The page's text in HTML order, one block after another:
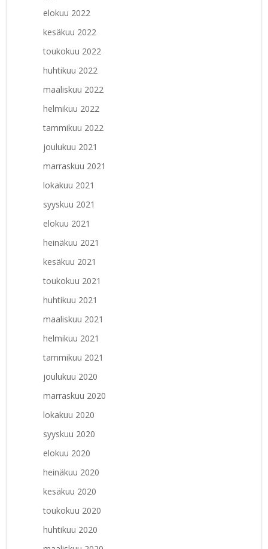
elokuu 2022
kesäkuu 2022
toukokuu 2022
huhtikuu 2022
maaliskuu 2022
helmikuu 2022
tammikuu 2022
joulukuu 2021
marraskuu 2021
lokakuu 2021
syyskuu 2021
elokuu 2021
heinäkuu 2021
kesäkuu 2021
toukokuu 2021
huhtikuu 2021
maaliskuu 2021
helmikuu 2021
tammikuu 2021
joulukuu 2020
marraskuu 2020
lokakuu 2020
syyskuu 2020
elokuu 2020
heinäkuu 2020
kesäkuu 2020
toukokuu 2020
huhtikuu 2020